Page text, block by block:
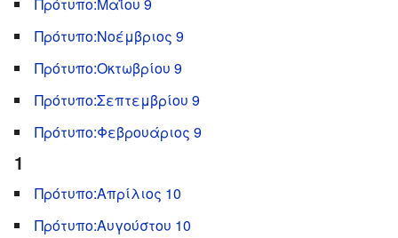
Πρότυπο:Νοέμβριος 9
Πρότυπο:Οκτωβρίου 9
Πρότυπο:Σεπτεμβρίου 9
Πρότυπο:Φεβρουάριος 9
1
Πρότυπο:Απρίλιος 10
Πρότυπο:Αυγούστου 10